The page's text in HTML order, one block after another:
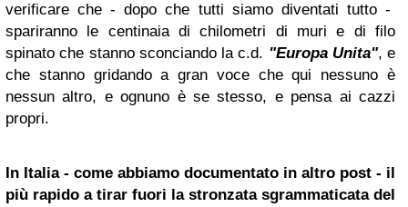
verificare che - dopo che tutti siamo diventati tutto -
spariranno le centinaia di chilometri di muri e di filo
spinato che stanno sconciando la c.d. "Europa Unita", e
che stanno gridando a gran voce che qui nessuno è
nessun altro, e ognuno è se stesso, e pensa ai cazzi
propri.
In Italia - come abbiamo documentato in altro post - il
più rapido a tirar fuori la stronzata sgrammaticata del